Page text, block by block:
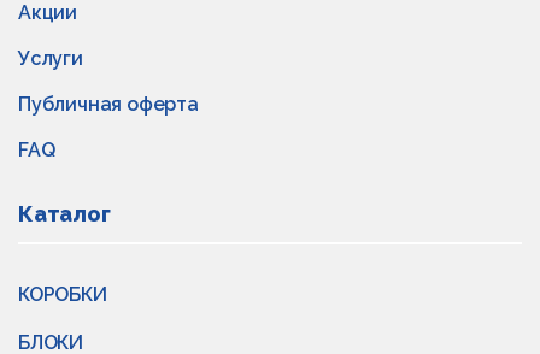
Акции
Услуги
Публичная оферта
FAQ
Каталог
КОРОБКИ
БЛОКИ